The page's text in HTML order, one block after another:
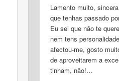
Lamento muito,
que tenhas passado
Eu sei que não te
nem tens
afectou-me, gosto
de aproveitarem a
tinham, não!…